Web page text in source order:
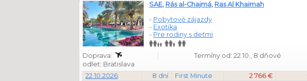
SAE, Rás al-Chajmá, Ras Al Khaimah
- Pobytové zájazdy
- Exotika
- Pre rodiny s deťmi
Doprava:
Termíny od: 22.10., 8 dňové
odlet: Bratislava
22.10.2026
8 dní First Minute 2 766 €